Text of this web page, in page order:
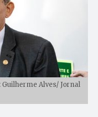
Alves/ Jornal